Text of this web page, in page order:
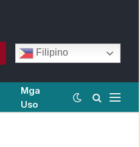
Filipino
Mga
Uso